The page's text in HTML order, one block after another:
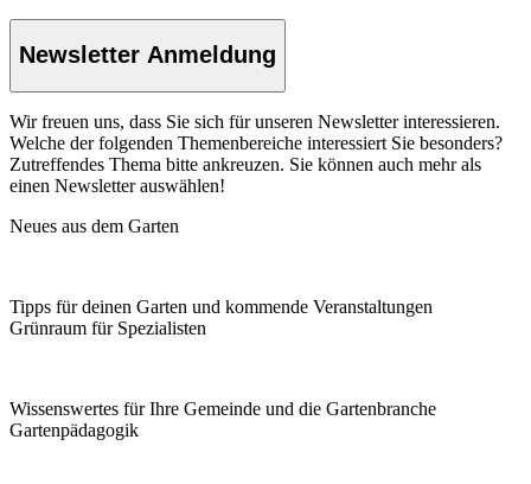
Newsletter Anmeldung
Wir freuen uns, dass Sie sich für unseren Newsletter interessieren.
Welche der folgenden Themenbereiche interessiert Sie besonders?
Zutreffendes Thema bitte ankreuzen. Sie können auch mehr als
einen Newsletter auswählen!
Neues aus dem Garten
Tipps für deinen Garten und kommende Veranstaltungen
Grünraum für Spezialisten
Wissenswertes für Ihre Gemeinde und die Gartenbranche
Garten­pädagogik